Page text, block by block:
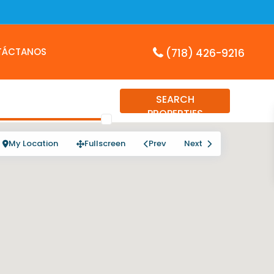
(718) 426-9216
SEARCH
PROPERTIES
My Location Fullscreen Prev Next